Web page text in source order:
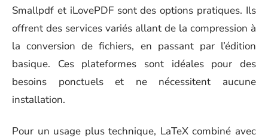
Smallpdf et iLovePDF sont des options pratiques. Ils
offrent des services variés allant de la compression à
la conversion de fichiers, en passant par l’édition
basique. Ces plateformes sont idéales pour des
besoins ponctuels et ne nécessitent aucune
installation.
Pour un usage plus technique, LaTeX combiné avec